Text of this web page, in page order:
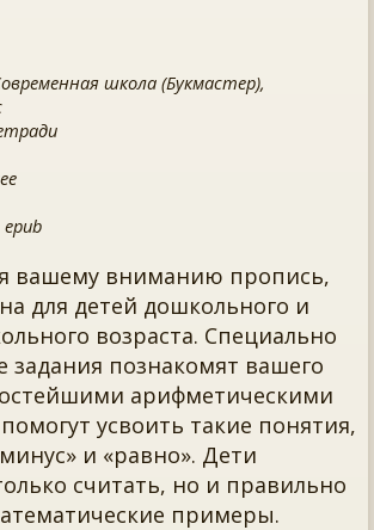
школа (Букмастер),
вашему вниманию пропись,
для детей дошкольного и
возраста. Специально
задания познакомят вашего
арифметическими
усвоить такие понятия,
и «равно». Дети
считать, но и правильно
примеры.